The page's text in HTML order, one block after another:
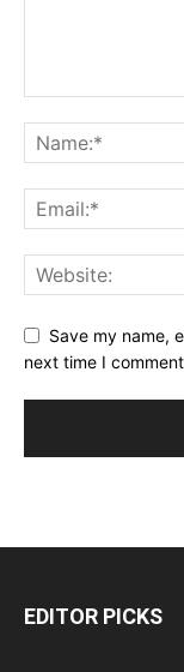
Save my name,
next time I
EDITOR PICKS